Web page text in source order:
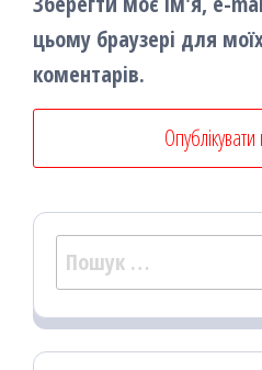
цьому браузері для
коментарів.
Пошук: